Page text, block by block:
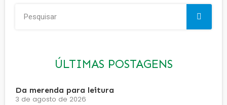
ÚLTIMAS POSTAGENS
Da merenda para leitura
3 de agosto de 2026